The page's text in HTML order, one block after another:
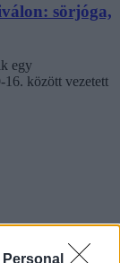
sörjóga,
egy
között vezetett